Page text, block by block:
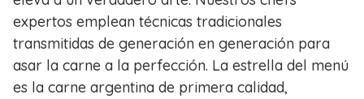
expertos emplean técnicas tradicionales
transmitidas de generación en generación para
asar la carne a la perfección. La estrella del menú
es la carne argentina de primera calidad,